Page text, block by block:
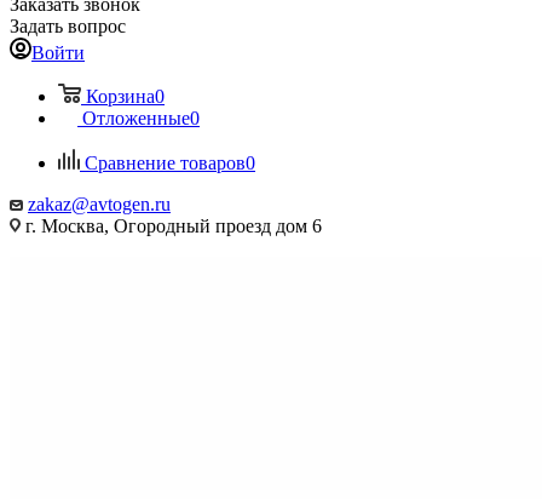
Заказать звонок
Задать вопрос
Войти
Корзина0
Отложенные0
Сравнение товаров0
zakaz@avtogen.ru
г. Москва, Огородный проезд дом 6